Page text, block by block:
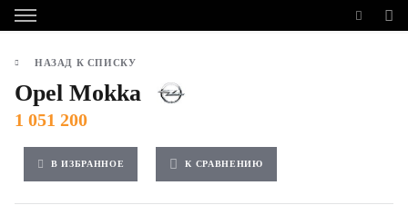
НАЗАД К СПИСКУ
Opel Mokka
1 051 200
В ИЗБРАННОЕ К СРАВНЕНИЮ